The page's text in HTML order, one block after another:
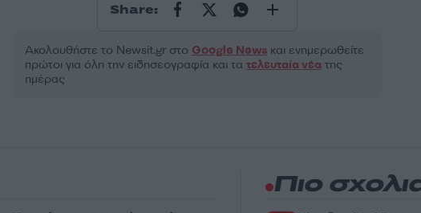
Share:
Ακολουθήστε το Νewsit.gr στο Google Newsκαι ενημερωθείτε
πρώτοι για όλη την ειδησεογραφία και τα τελευταία νέατης
ημέρας
Πιο